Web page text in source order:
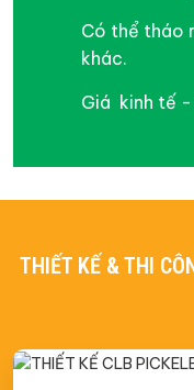
Có thể tháo
khác.
Giá kinh tế
THIẾT KẾ & THI